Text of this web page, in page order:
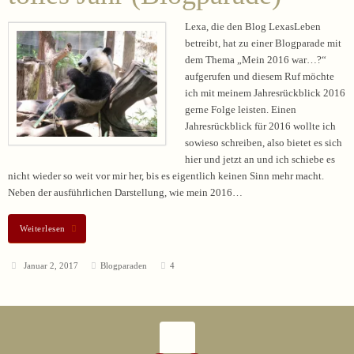
Lexa, die den Blog LexasLeben
betreibt, hat zu einer Blogparade mit
dem Thema „Mein 2016 war…?“
aufgerufen und diesem Ruf möchte
ich mit meinem Jahresrückblick 2016
gerne Folge leisten. Einen
Jahresrückblick für 2016 wollte ich
sowieso schreiben, also bietet es sich
hier und jetzt an und ich schiebe es
nicht wieder so weit vor mir her, bis es eigentlich keinen Sinn mehr macht.
Neben der ausführlichen Darstellung, wie mein 2016…
Weiterlesen
Januar 2, 2017 Blogparaden 4